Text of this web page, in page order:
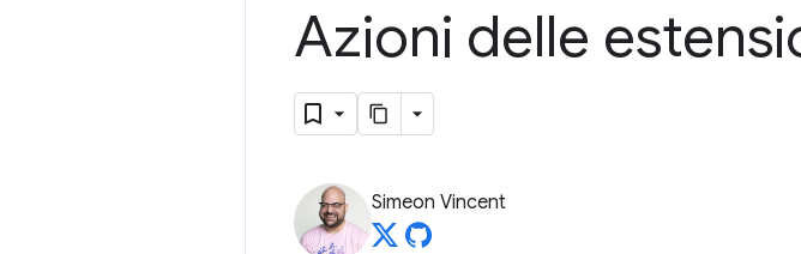
Azioni delle
Simeon Vincent